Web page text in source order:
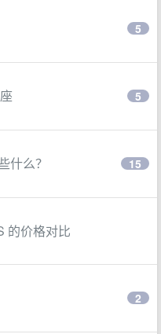
5
5
什么？ 15
的价格对比
2